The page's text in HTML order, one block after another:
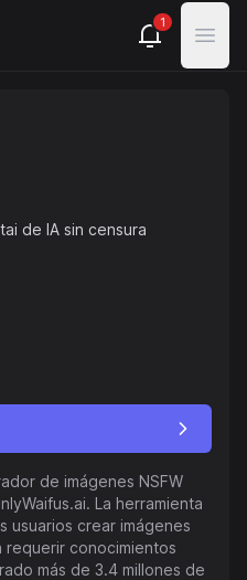
1
Open
de IA sin censura
de imágenes NSFW
La herramienta
usuarios crear imágenes
requerir conocimientos
más de 3.4 millones de